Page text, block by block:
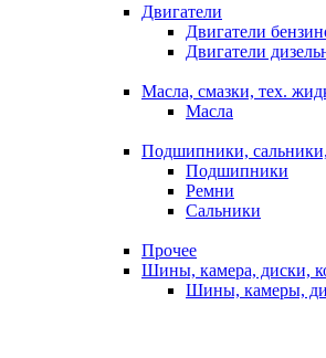
Двигатели
Двигатели
Двигатели
Масла, смазки, тех.
Масла
Подшипники,
Подшипники
Ремни
Сальники
Прочее
Шины, камера, диски,
Шины, камеры,